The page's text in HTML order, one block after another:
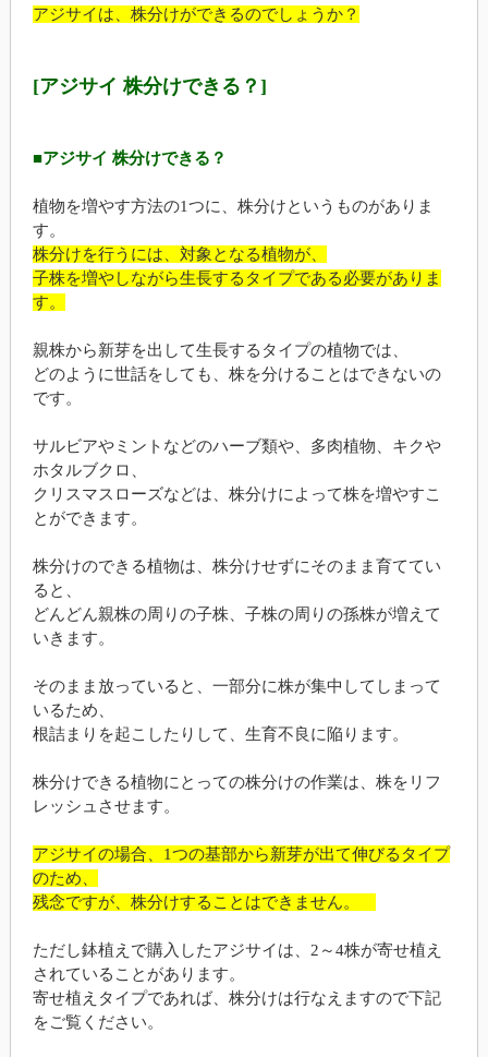
アジサイは、株分けができるのでしょうか？
[アジサイ 株分けできる？]
■アジサイ 株分けできる？
植物を増やす方法の1つに、株分けというものがありま
す。
株分けを行うには、対象となる植物が、
子株を増やしながら生長するタイプである必要がありま
す。
親株から新芽を出して生長するタイプの植物では、
どのように世話をしても、株を分けることはできないの
です。
サルビアやミントなどのハーブ類や、多肉植物、キクや
ホタルブクロ、
クリスマスローズなどは、株分けによって株を増やすこ
とができます。
株分けのできる植物は、株分けせずにそのまま育ててい
ると、
どんどん親株の周りの子株、子株の周りの孫株が増えて
いきます。
そのまま放っていると、一部分に株が集中してしまって
いるため、
根詰まりを起こしたりして、生育不良に陥ります。
株分けできる植物にとっての株分けの作業は、株をリフ
レッシュさせます。
アジサイの場合、1つの基部から新芽が出て伸びるタイプ
のため、
残念ですが、株分けすることはできません。
ただし鉢植えで購入したアジサイは、2～4株が寄せ植え
されていることがあります。
寄せ植えタイプであれば、株分けは行なえますので下記
をご覧ください。